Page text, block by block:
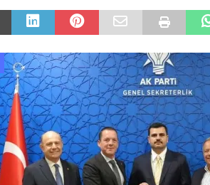
[ 06/08/2026 ]
EFSANE BAŞKAN İSMAİL SİVRİ
[ 06/08/2026 ] Kuru meyve sektörü 2 milyar dolar
ÇEVRE VE İKLIM